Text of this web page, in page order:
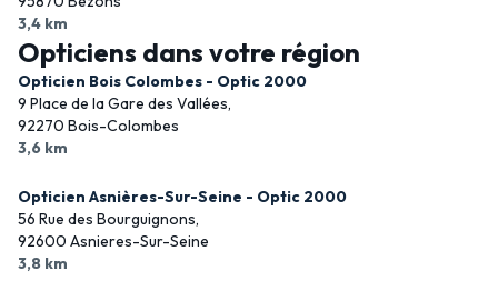
3,4 km
Opticiens dans votre région
Opticien Bois Colombes - Optic 2000
9 Place de la Gare des Vallées,
92270 Bois-Colombes
3,6 km
Opticien Asnières-Sur-Seine - Optic 2000
56 Rue des Bourguignons,
92600 Asnieres-Sur-Seine
3,8 km